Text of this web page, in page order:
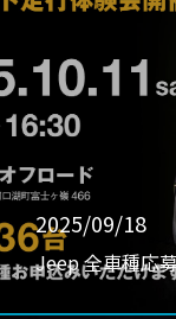
2025/09/18
Jeep 全車種応